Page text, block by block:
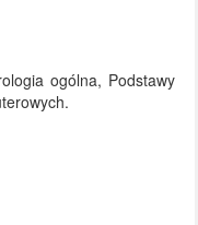
ogólna, Podstawy